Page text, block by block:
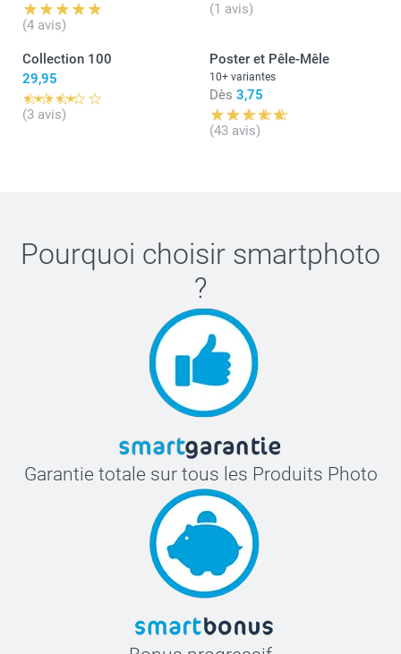
(4 avis)
(1 avis)
Collection 100
29,95
(3 avis)
Poster et Pêle-Mêle
10+ variantes
Dès 3,75
(43 avis)
Pourquoi choisir smartphoto
?
Garantie totale sur tous les Produits Photo